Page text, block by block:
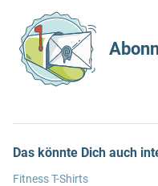
Das könnte Dich auch
Fitness T-Shirts